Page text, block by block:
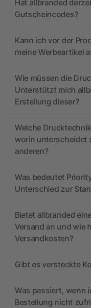
Hat allbranded
Gutscheincodes?
Kann ich vor der
meine Werbeartikel
Wie müssen die
Unterstützt mich
Erstellung dieser?
Welche
worin unterscheidet
anderen?
Was bedeutet
Unterschied zur
Bietet allbranded
Versand an und wie
Versandkosten?
Gibt es versteckte
Was passiert, wenn
Bestellung nicht